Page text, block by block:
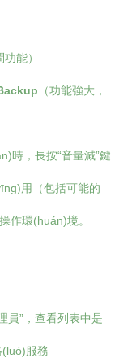
能）
（功能強大，
時，長按“音量減”鍵
用（包括可能的
作環(huán)境。
員”，查看列表中是
服務